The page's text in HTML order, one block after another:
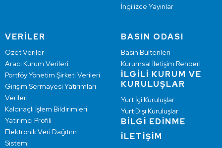
İngilizce Yayınlar
VERİLER
Özet Veriler
Aracı Kurum Verileri
Portföy Yönetim Şirketi Verileri
Girişim Sermayesi Yatırımları
Verileri
Kaldıraçlı İşlem Bildirimleri
Yatırımcı Profili
Elektronik Veri Dağıtım
Sistemi
BASIN ODASI
Basın Bültenleri
Kurumsal İletişim Rehberi
İLGİLİ KURUM VE
KURULUŞLAR
Yurt İçi Kuruluşlar
Yurt Dışı Kuruluşlar
BİLGİ EDİNME
İLETİŞİM